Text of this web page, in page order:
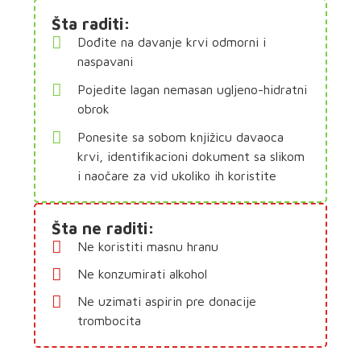
Šta raditi:
Dođite na davanje krvi odmorni i
naspavani
Pojedite lagan nemasan ugljeno-hidratni
obrok
Ponesite sa sobom knjižicu davaoca
krvi, identifikacioni dokument sa slikom
i naočare za vid ukoliko ih koristite
Šta ne raditi:
Ne koristiti masnu hranu
Ne konzumirati alkohol
Ne uzimati aspirin pre donacije
trombocita